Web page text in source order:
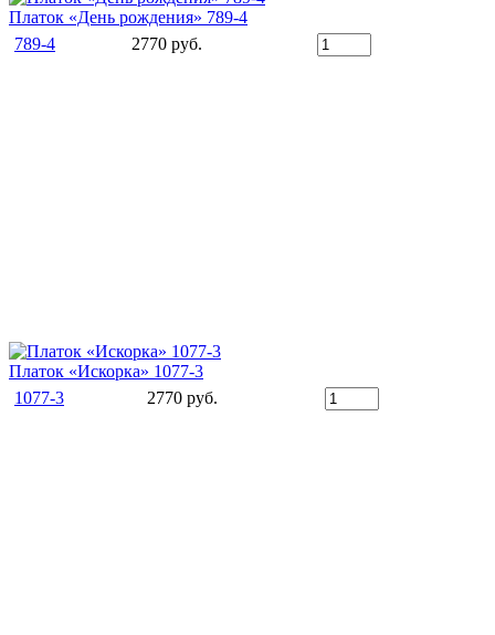
Платок «День рождения» 789-4
789-4
2770 руб.
Платок «Искорка» 1077-3
1077-3
2770 руб.